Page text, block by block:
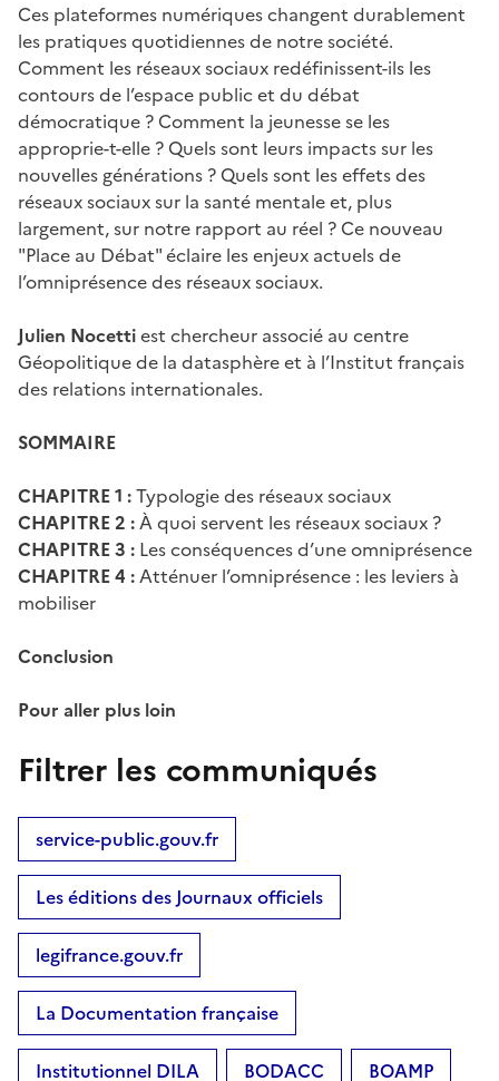
Ces plateformes numériques changent durablement
les pratiques quotidiennes de notre société.
Comment les réseaux sociaux redéfinissent-ils les
contours de l’espace public et du débat
démocratique ? Comment la jeunesse se les
approprie-t-elle ? Quels sont leurs impacts sur les
nouvelles générations ? Quels sont les effets des
réseaux sociaux sur la santé mentale et, plus
largement, sur notre rapport au réel ? Ce nouveau
"Place au Débat" éclaire les enjeux actuels de
l’omniprésence des réseaux sociaux.
Julien Nocettiest chercheur associé au centre
Géopolitique de la datasphère et à l’Institut français
des relations internationales.
SOMMAIRE
CHAPITRE 1 :Typologie des réseaux sociaux
CHAPITRE 2 :À quoi servent les réseaux sociaux ?
CHAPITRE 3 : Les conséquences d’une omniprésence
CHAPITRE 4 :Atténuer l’omniprésence : les leviers à
mobiliser
Conclusion
Pour aller plus loin
Filtrer les communiqués
service-public.gouv.fr
Les éditions des Journaux officiels
legifrance.gouv.fr
La Documentation française
Institutionnel DILA BODACC BOAMP